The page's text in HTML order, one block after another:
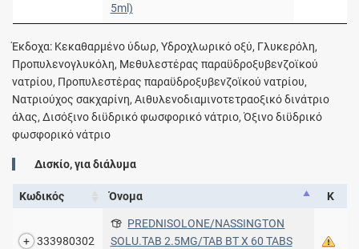
5ml)
Έκδοχα: Κεκαθαρμένο ύδωρ, Υδροχλωρικό οξύ, Γλυκερόλη,
Προπυλενογλυκόλη, Μεθυλεστέρας παραϋδροξυβενζοϊκού
νατρίου, Προπυλεστέρας παραϋδροξυβενζοϊκού νατρίου,
Νατριούχος σακχαρίνη, Αιθυλενοδιαμινοτετραοξικό δινάτριο
άλας, Δισόξινο διϋδρικό φωσφορικό νάτριο, Όξινο διϋδρικό
φωσφορικό νάτριο
Δισκίο, για διάλυμα
Κωδικός Όνομα Κ
333980302
PREDNISOLONE/NASSINGTON
SOLU.TAB 2.5MG/TAB BT X 60 TABS